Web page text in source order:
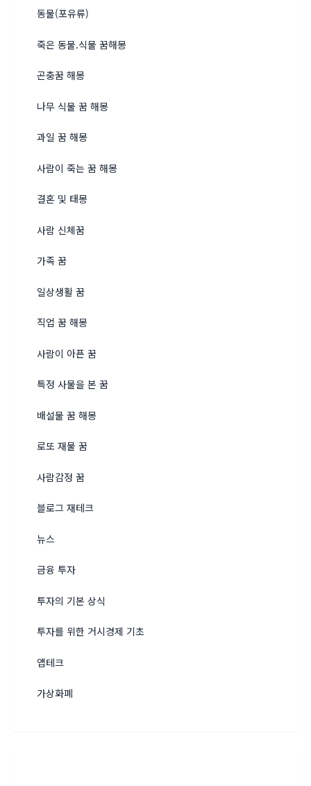
동물(포유류)
죽은 동물.식물 꿈해몽
곤충꿈 해몽
나무 식물 꿈 해몽
과일 꿈 해몽
사람이 죽는 꿈 해몽
결혼 및 태몽
사람 신체꿈
가족 꿈
일상생활 꿈
직업 꿈 해몽
사람이 아픈 꿈
특정 사물을 본 꿈
배설물 꿈 해몽
로또 재물 꿈
사람감정 꿈
블로그 재테크
뉴스
금융 투자
투자의 기본 상식
투자를 위한 거시경제 기초
앱테크
가상화폐